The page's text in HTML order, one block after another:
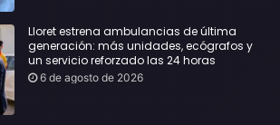
Lloret estrena ambulancias de última
generación: más unidades, ecógrafos y
un servicio reforzado las 24 horas
6 de agosto de 2026